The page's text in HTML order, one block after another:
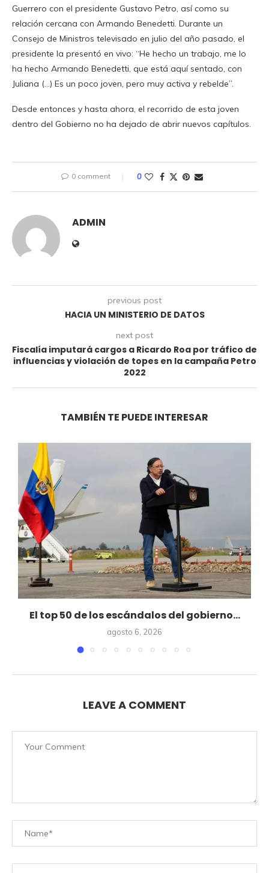
Guerrero con el presidente Gustavo Petro, así como su
relación cercana con Armando Benedetti. Durante un
Consejo de Ministros televisado en julio del año pasado, el
presidente la presentó en vivo: “He hecho un trabajo, me lo
ha hecho Armando Benedetti, que está aquí sentado, con
Juliana (…) Es un poco joven, pero muy activa y rebelde”.
Desde entonces y hasta ahora, el recorrido de esta joven
dentro del Gobierno no ha dejado de abrir nuevos capítulos.
0 comment 0
ADMIN
previous post
HACIA UN MINISTERIO DE DATOS
next post
Fiscalía imputará cargos a Ricardo Roa por tráfico de
influencias y violación de topes en la campaña Petro
2022
TAMBIÉN TE PUEDE INTERESAR
El top 50 de los escándalos del gobierno...
agosto 6, 2026
LEAVE A COMMENT